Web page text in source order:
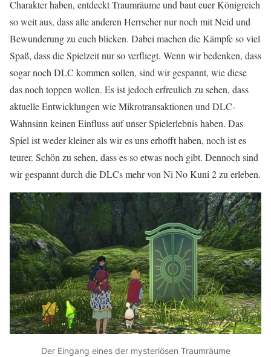
Charakter haben, entdeckt Traumräume und baut euer Königreich
so weit aus, dass alle anderen Herrscher nur noch mit Neid und
Bewunderung zu euch blicken. Dabei machen die Kämpfe so viel
Spaß, dass die Spielzeit nur so verfliegt. Wenn wir bedenken, dass
sogar noch DLC kommen sollen, sind wir gespannt, wie diese
das noch toppen wollen. Es ist jedoch erfreulich zu sehen, dass
aktuelle Entwicklungen wie Mikrotransaktionen und DLC-
Wahnsinn keinen Einfluss auf unser Spielerlebnis haben. Das
Spiel ist weder kleiner als wir es uns erhofft haben, noch ist es
teurer. Schön zu sehen, dass es so etwas noch gibt. Dennoch sind
wir gespannt durch die DLCs mehr von Ni No Kuni 2 zu erleben.
Der Eingang eines der mysteriösen Traumräume